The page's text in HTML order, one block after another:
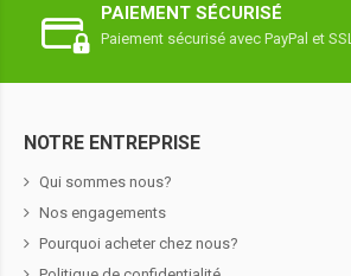
PAIEMENT SÉCURISÉ
Paiement sécurisé avec PayPal et SSL
NOTRE ENTREPRISE
Qui sommes nous?
Nos engagements
Pourquoi acheter chez nous?